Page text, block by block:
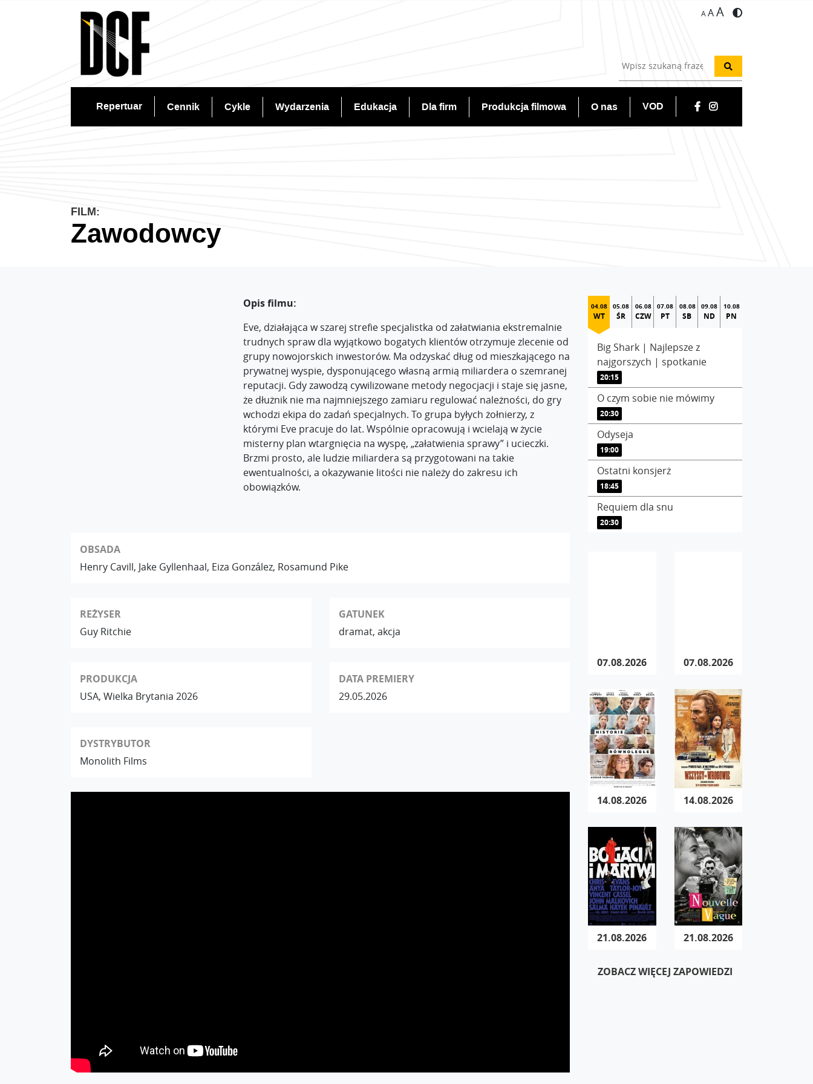
A AA
Repertuar Cennik Cykle Wydarzenia Edukacja Dla firm Produkcja filmowa O nas VOD
Zawodowcy
FILM:
Opis filmu:
Eve, działająca w szarej strefie specjalistka od załatwiania ekstremalnie
trudnych spraw dla wyjątkowo bogatych klientów otrzymuje zlecenie od
grupy nowojorskich inwestorów. Ma odzyskać dług od mieszkającego na
prywatnej wyspie, dysponującego własną armią miliardera o szemranej
reputacji. Gdy zawodzą cywilizowane metody negocjacji i staje się jasne,
że dłużnik nie ma najmniejszego zamiaru regulować należności, do gry
wchodzi ekipa do zadań specjalnych. To grupa byłych żołnierzy, z
którymi Eve pracuje do lat. Wspólnie opracowują i wcielają w życie
misterny plan wtargnięcia na wyspę, „załatwienia sprawy” i ucieczki.
Brzmi prosto, ale ludzie miliardera są przygotowani na takie
ewentualności, a okazywanie litości nie należy do zakresu ich
obowiązków.
OBSADA
Henry Cavill, Jake Gyllenhaal, Eiza González, Rosamund Pike
REŻYSER
Guy Ritchie
GATUNEK
dramat, akcja
PRODUKCJA
USA, Wielka Brytania 2026
DATA PREMIERY
29.05.2026
DYSTRYBUTOR
Monolith Films
04.08
WT
05.08
ŚR
06.08
CZW
07.08
PT
08.08
SB
09.08
ND
10.08
PN
Big Shark | Najlepsze z
najgorszych | spotkanie
20:15
O czym sobie nie mówimy
20:30
Odyseja
19:00
Ostatni konsjerż
18:45
Requiem dla snu
20:30
07.08.2026 07.08.2026
14.08.2026 14.08.2026
21.08.2026 21.08.2026
ZOBACZ WIĘCEJ ZAPOWIEDZI